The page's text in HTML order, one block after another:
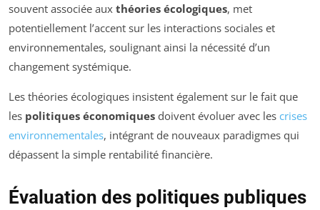
souvent associée aux théories écologiques, met
potentiellement l’accent sur les interactions sociales et
environnementales, soulignant ainsi la nécessité d’un
changement systémique.
Les théories écologiques insistent également sur le fait que
les politiques économiques doivent évoluer avec les crises
environnementales, intégrant de nouveaux paradigmes qui
dépassent la simple rentabilité financière.
Évaluation des politiques publiques